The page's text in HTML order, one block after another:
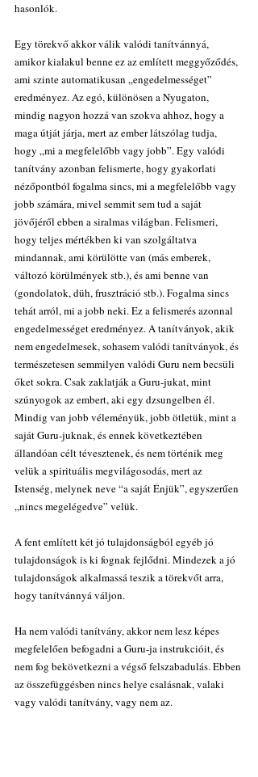
hasonlók.
Egy törekvő akkor válik valódi tanítvánnyá,
amikor kialakul benne ez az említett meggyőződés,
ami szinte automatikusan „engedelmességet”
eredményez. Az egó, különösen a Nyugaton,
mindig nagyon hozzá van szokva ahhoz, hogy a
maga útját járja, mert az ember látszólag tudja,
hogy „mi a megfelelőbb vagy jobb”. Egy valódi
tanítvány azonban felismerte, hogy gyakorlati
nézőpontból fogalma sincs, mi a megfelelőbb vagy
jobb számára, mivel semmit sem tud a saját
jövőjéről ebben a siralmas világban. Felismeri,
hogy teljes mértékben ki van szolgáltatva
mindannak, ami körülötte van (más emberek,
változó körülmények stb.), és ami benne van
(gondolatok, düh, frusztráció stb.). Fogalma sincs
tehát arról, mi a jobb neki. Ez a felismerés azonnal
engedelmességet eredményez. A tanítványok, akik
nem engedelmesek, sohasem valódi tanítványok, és
természetesen semmilyen valódi Guru nem becsüli
őket sokra. Csak zaklatják a Guru-jukat, mint
szúnyogok az embert, aki egy dzsungelben él.
Mindig van jobb véleményük, jobb ötletük, mint a
saját Guru-juknak, és ennek következtében
állandóan célt tévesztenek, és nem történik meg
velük a spirituális megvilágosodás, mert az
Istenség, melynek neve “a saját Énjük”, egyszerűen
„nincs megelégedve” velük.
A fent említett két jó tulajdonságból egyéb jó
tulajdonságok is ki fognak fejlődni. Mindezek a jó
tulajdonságok alkalmassá teszik a törekvőt arra,
hogy tanítvánnyá váljon.
Ha nem valódi tanítvány, akkor nem lesz képes
megfelelően befogadni a Guru-ja instrukcióit, és
nem fog bekövetkezni a végső felszabadulás. Ebben
az összefüggésben nincs helye csalásnak, valaki
vagy valódi tanítvány, vagy nem az.